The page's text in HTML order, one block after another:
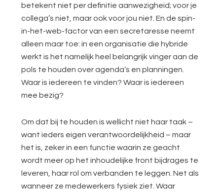
betekent niet per definitie aanwezigheid; voor je
collega’s niet, maar ook voor jou niet. En de spin-
in-het-web-factor van een secretaresse neemt
alleen maar toe: in een organisatie die hybride
werkt is het namelijk heel belangrijk vinger aan de
pols te houden over agenda’s en planningen.
Waar is iedereen te vinden? Waar is iedereen
mee bezig?
Om dat bij te houden is wellicht niet haar taak –
want ieders eigen verantwoordelijkheid – maar
het is, zeker in een functie waarin ze geacht
wordt meer op het inhoudelijke front bijdrages te
leveren, haar rol om verbanden te leggen. Net als
wanneer ze medewerkers fysiek ziet. Waar